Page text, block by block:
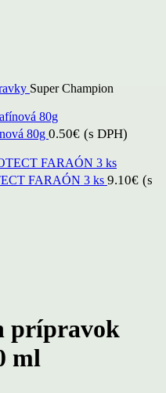
Super Champion
80g 0.50€ (s DPH)
FARAÓN 3 ks 9.10€ (s
prípravok
ml